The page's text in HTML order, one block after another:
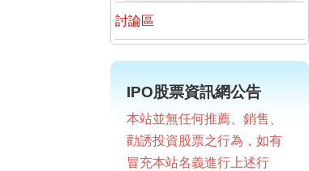
討論區
IPO股票資訊網公告
本站並無任何推薦、銷售、
勸誘投資股票之行為，如有
冒充本站名義進行上述行